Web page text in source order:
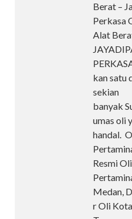
Berat –
Perkasa
Alat
kan satu
sekian
banyak
umas oli
handal.
Resmi Oli
Medan,
r Oli Kota